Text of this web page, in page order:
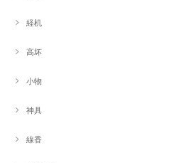
経机
高坏
小物
神具
線香